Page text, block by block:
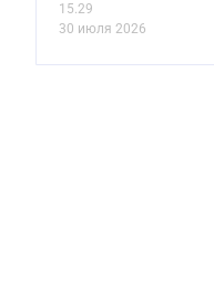
15.29
30 июля 2026